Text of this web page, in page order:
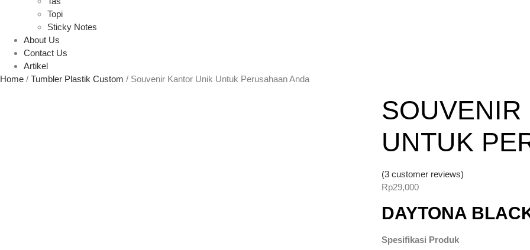
Topi
Sticky Notes
About Us
Contact Us
Artikel
Home / Tumbler Plastik Custom / Souvenir Kantor Unik Untuk Perusahaan Anda
UNTUK
(3 customer reviews)
Rp29,000
DAYTONA
Spesifikasi Produk